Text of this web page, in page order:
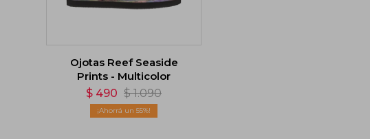
Ojotas Reef Seaside
Prints - Multicolor
$ 490 $ 1.090
55